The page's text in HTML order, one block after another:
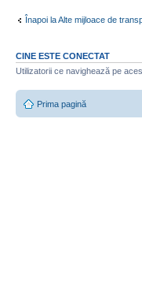
Înapoi la Alte mijloace de
CINE ESTE CONECTAT
Utilizatorii ce navighează pe
Prima pagină